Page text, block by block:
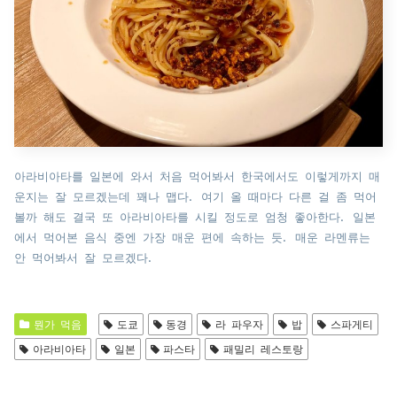
아라비아타를 일본에 와서 처음 먹어봐서 한국에서도 이렇게까지 매
운지는 잘 모르겠는데 꽤나 맵다. 여기 올 때마다 다른 걸 좀 먹어
볼까 해도 결국 또 아라비아타를 시킬 정도로 엄청 좋아한다. 일본
에서 먹어본 음식 중엔 가장 매운 편에 속하는 듯. 매운 라멘류는
안 먹어봐서 잘 모르겠다.
뭔가 먹음 도쿄 동경 라 파우자 밥 스파게티
아라비아타 일본 파스타 패밀리 레스토랑